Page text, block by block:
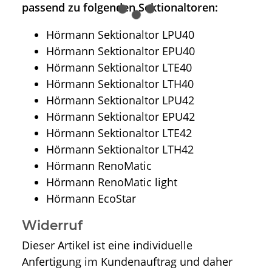
passend zu folgenden Sektionaltoren:
Hörmann Sektionaltor LPU40
Hörmann Sektionaltor EPU40
Hörmann Sektionaltor LTE40
Hörmann Sektionaltor LTH40
Hörmann Sektionaltor LPU42
Hörmann Sektionaltor EPU42
Hörmann Sektionaltor LTE42
Hörmann Sektionaltor LTH42
Hörmann RenoMatic
Hörmann RenoMatic light
Hörmann EcoStar
Widerruf
Dieser Artikel ist eine individuelle
Anfertigung im Kundenauftrag und daher